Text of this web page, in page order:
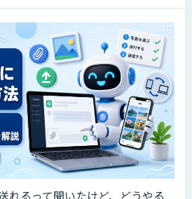
れるって聞いたけど、どうやる